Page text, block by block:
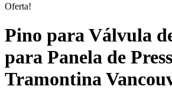
Oferta!
Pino para Válvula
para Panela de
Tramontina